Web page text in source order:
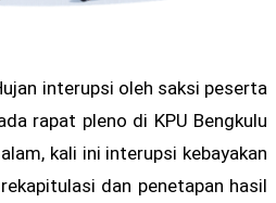
interupsi oleh saksi peserta
rapat pleno di KPU Bengkulu
kali ini interupsi kebayakan
dan penetapan hasil